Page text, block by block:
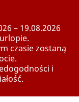
– 19.08.2026
czasie zostaną
i